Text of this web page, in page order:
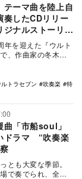
テーマ曲を陸上自
奏したCDリリー
ナルストーリー
を迎えた『ウルト
、作曲家の冬木透
ルトラセブン」と
トラセブン 吹奏楽
特
曲「市船soul」
ドラマ “吹奏楽
とも大変な季節。
で奏でられ、全日